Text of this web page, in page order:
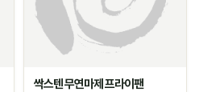
싹스텐 무연마제 프라이팬